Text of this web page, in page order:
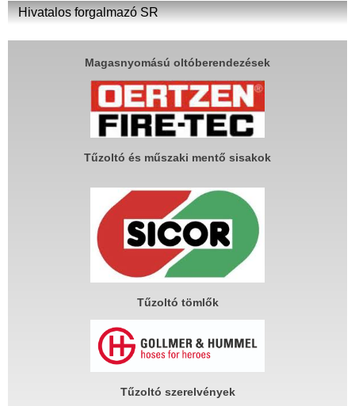
Hivatalos forgalmazó SR
Magasnyomású oltóberendezések
Tűzoltó és műszaki mentő sisakok
Tűzoltó tömlők
Tűzoltó szerelvények